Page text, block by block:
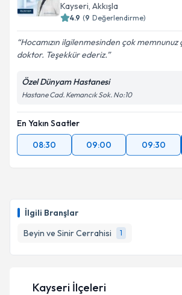
İlgili Branşlar
Beyin ve Sinir Cerrahisi
1
Kayseri, Akkışla
4.9 (9 Değerlendirme)
Hocamızın ilgilenmesinden çok memnunuz
doktor. Teşekkür ederiz.
Özel Dünyam Hastanesi
Hastane Cad. Kemancık Sok. No:10
En Yakın Saatler
08:30
09:00 09:30
Kayseri İlçeleri